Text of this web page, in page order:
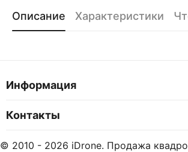
Описание Характеристики
Информация
Контакты
© 2010 - 2026 iDrone. Продажа